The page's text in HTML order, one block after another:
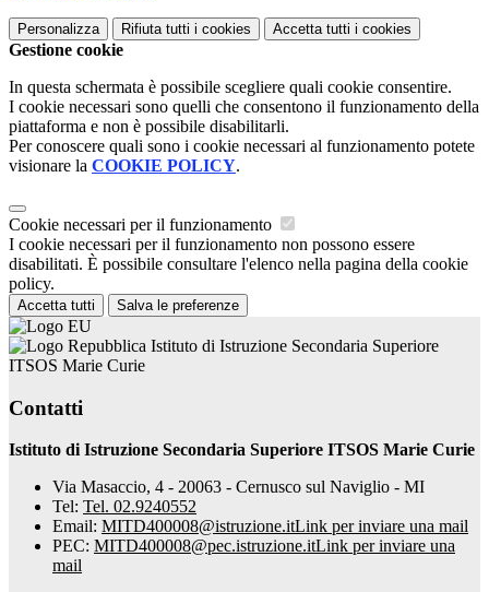
Personalizza Rifiuta tutti i cookies Accetta tutti i cookies
Gestione cookie
In questa schermata è possibile scegliere quali cookie consentire.
I cookie necessari sono quelli che consentono il funzionamento della
piattaforma e non è possibile disabilitarli.
Per conoscere quali sono i cookie necessari al funzionamento potete
visionare la COOKIE POLICY.
Cookie necessari per il funzionamento
I cookie necessari per il funzionamento non possono essere
disabilitati. È possibile consultare l'elenco nella pagina della cookie
policy.
Accetta tutti Salva le preferenze
Istituto di Istruzione Secondaria Superiore
ITSOS Marie Curie
Contatti
Istituto di Istruzione Secondaria Superiore ITSOS Marie Curie
Via Masaccio, 4 - 20063 - Cernusco sul Naviglio - MI
Tel: Tel. 02.9240552
Email: MITD400008@istruzione.itLink per inviare una mail
PEC: MITD400008@pec.istruzione.itLink per inviare una
mail